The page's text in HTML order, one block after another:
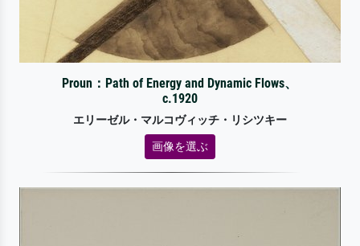
Proun：Path of Energy and Dynamic Flows、
c.1920
エリーゼル・マルコヴィッチ・リシツキー
画像を選ぶ